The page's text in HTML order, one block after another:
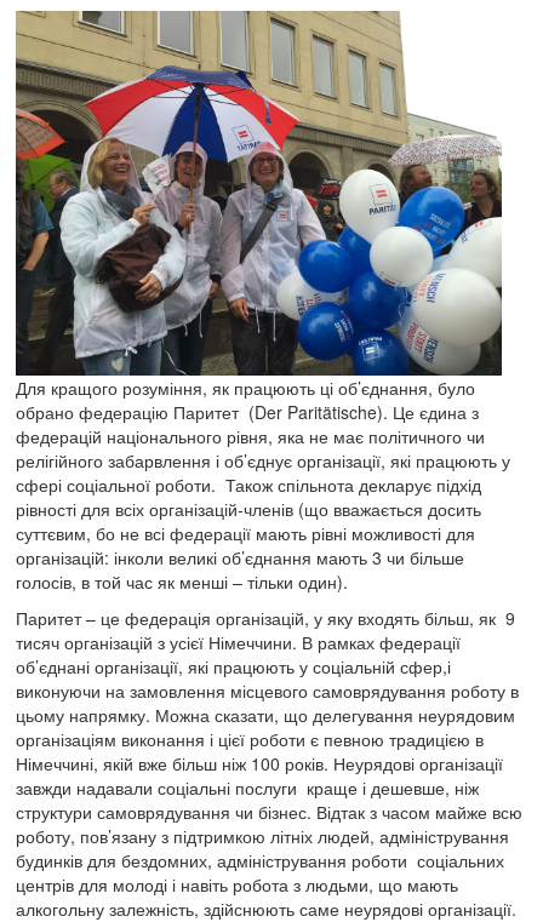
Для кращого розуміння, як працюють ці об’єднання, було
обрано федерацію Паритет (Der Paritätische). Це єдина з
федерацій національного рівня, яка не має політичного чи
релігійного забарвлення і об’єднує організації, які працюють у
сфері соціальної роботи. Також спільнота декларує підхід
рівності для всіх організацій-членів (що вважається досить
суттєвим, бо не всі федерації мають рівні можливості для
організацій: інколи великі об’єднання мають 3 чи більше
голосів, в той час як менші – тільки один).
Паритет – це федерація організацій, у яку входять більш, як 9
тисяч організацій з усієї Німеччини. В рамках федерації
об’єднані організації, які працюють у соціальній сфер,і
виконуючи на замовлення місцевого самоврядування роботу в
цьому напрямку. Можна сказати, що делегування неурядовим
організаціям виконання і цієї роботи є певною традицією в
Німеччині, якій вже більш ніж 100 років. Неурядові організації
завжди надавали соціальні послуги краще і дешевше, ніж
структури самоврядування чи бізнес. Відтак з часом майже всю
роботу, пов’язану з підтримкою літніх людей, адміністрування
будинків для бездомних, адміністрування роботи соціальних
центрів для молоді і навіть робота з людьми, що мають
алкогольну залежність, здійснюють саме неурядові організації.